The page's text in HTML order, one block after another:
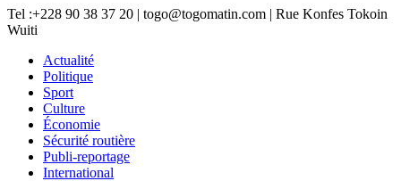
Tel :+228 90 38 37 20 | togo@togomatin.com | Rue Konfes Tokoin
Wuiti
Actualité
Politique
Sport
Culture
Économie
Sécurité routière
Publi-reportage
International